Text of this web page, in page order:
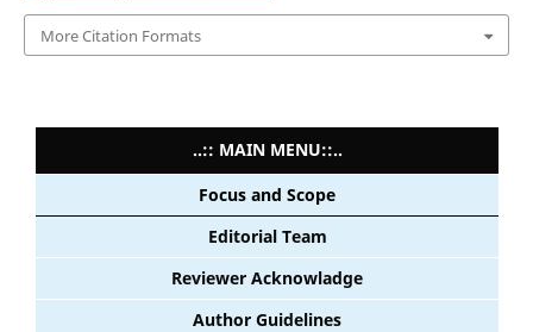
More Citation Formats
..:: MAIN MENU::..
Focus and Scope
Editorial Team
Reviewer Acknowladge
Author Guidelines